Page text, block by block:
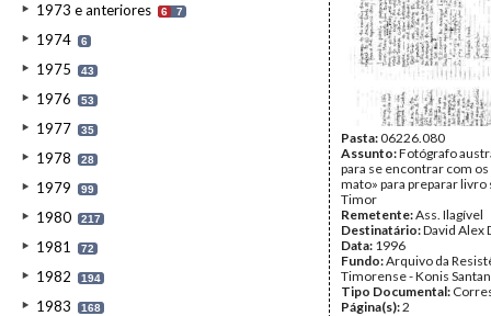
1973 e anteriores 6 7
1974 6
1975 43
1976 53
1977 35
1978 28
1979 99
1980 217
1981 72
1982 194
1983 168
Pasta:06226.080
Assunto:Fotógrafo
para se encontrar com
mato» para preparar livro
Timor
Remetente:Ass. Ilagível
Destinatário:David Alex
Data: 1996
Fundo:Arquivo da
Timorense - Konis
Tipo Documental:
Página(s):2